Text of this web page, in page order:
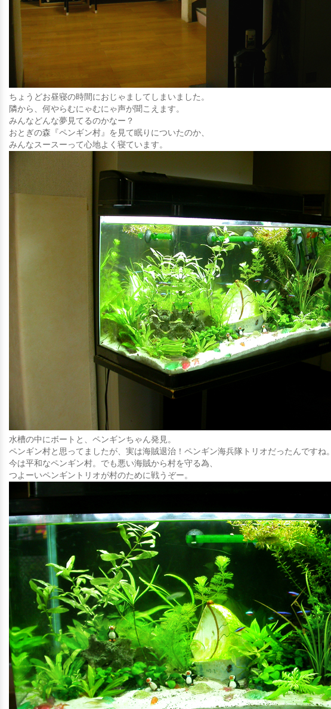
ちょうどお昼寝の時間におじゃましてしまいました。
隣から、何やらむにゃむにゃ声が聞こえます。
みんなどんな夢見てるのかなー？
おとぎの森『ペンギン村』を見て眠りについたのか、
みんなスースーって心地よく寝ています。
水槽の中にボートと、ペンギンちゃん発見。
ペンギン村と思ってましたが、実は海賊退治！ペンギン海兵隊トリオだったんですね。
今は平和なペンギン村。でも悪い海賊から村を守る為、
つよーいペンギントリオが村のために戦うぞー。